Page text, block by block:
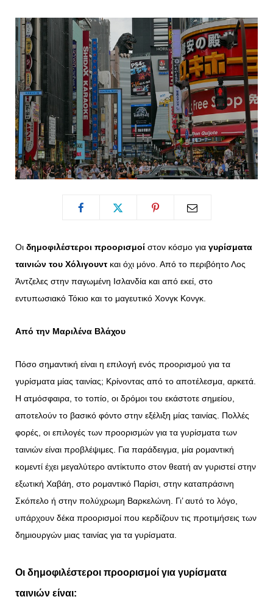
o
k
t
e
r
)
r
a
m
e
t
Οι δημοφιλέστεροι προορισμοί στον κόσμο για γυρίσματα
ταινιών του Χόλιγουντ και όχι μόνο. Από το περιβόητο Λος
Άντζελες στην παγωμένη Ισλανδία και από εκεί, στο
εντυπωσιακό Τόκιο και το μαγευτικό Χονγκ Κονγκ.
Από την Μαριλένα Βλάχου
Πόσο σημαντική είναι η επιλογή ενός προορισμού για τα
γυρίσματα μίας ταινίας; Κρίνοντας από το αποτέλεσμα, αρκετά.
Η ατμόσφαιρα, το τοπίο, οι δρόμοι του εκάστοτε σημείου,
αποτελούν το βασικό φόντο στην εξέλιξη μίας ταινίας. Πολλές
φορές, οι επιλογές των προορισμών για τα γυρίσματα των
ταινιών είναι προβλέψιμες. Για παράδειγμα, μία ρομαντική
κομεντί έχει μεγαλύτερο αντίκτυπο στον θεατή αν γυριστεί στην
εξωτική Χαβάη, στο ρομαντικό Παρίσι, στην καταπράσινη
Σκόπελο ή στην πολύχρωμη Βαρκελώνη. Γι’ αυτό το λόγο,
υπάρχουν δέκα προορισμοί που κερδίζουν τις προτιμήσεις των
δημιουργών μιας ταινίας για τα γυρίσματα.
Οι δημοφιλέστεροι προορισμοί για γυρίσματα
ταινιών είναι: